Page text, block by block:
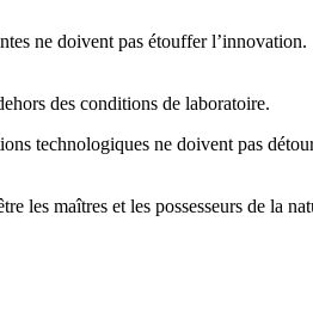
ne doivent pas étouffer
des conditions de laboratoire.
technologiques ne doivent pas
les maîtres et les possesseurs de la